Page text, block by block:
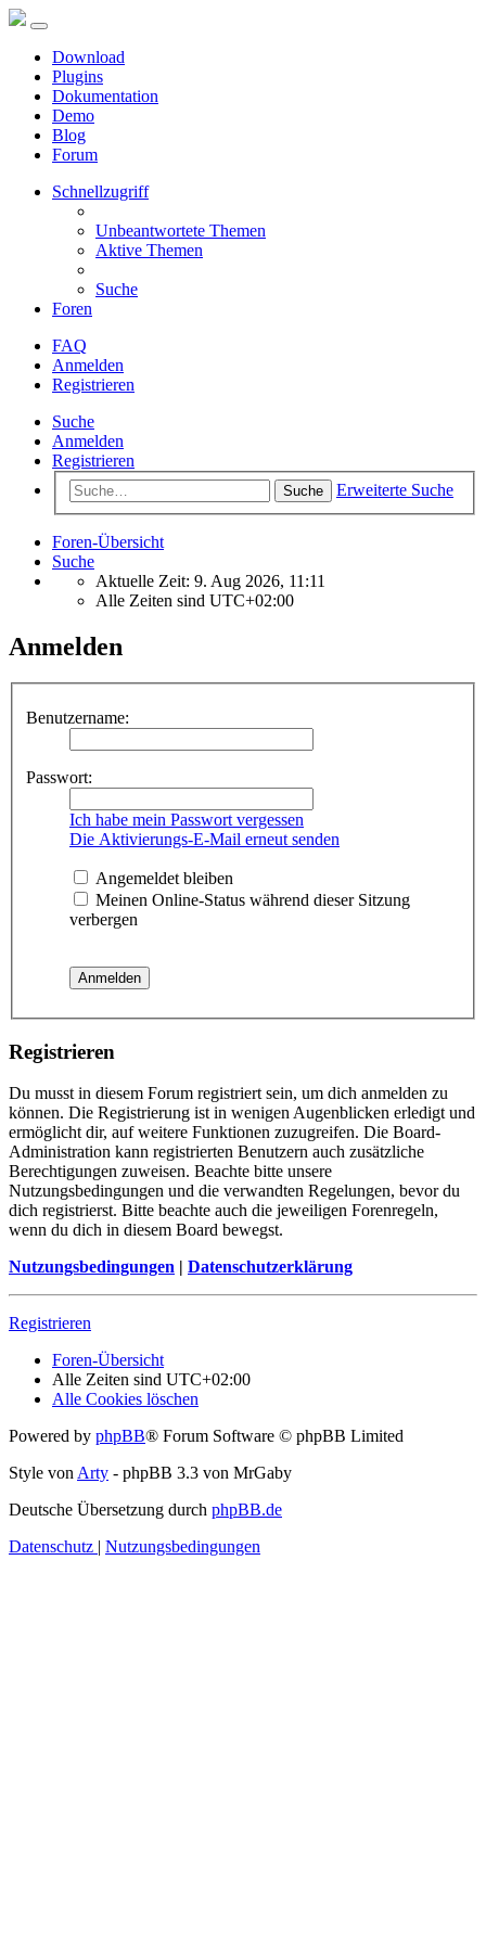
Download
Plugins
Dokumentation
Demo
Blog
Forum
Schnellzugriff
Unbeantwortete Themen
Aktive Themen
Suche
Foren
FAQ
Anmelden
Registrieren
Suche
Anmelden
Registrieren
Suche Erweiterte Suche
Foren-Übersicht
Suche
Aktuelle Zeit: 9. Aug 2026, 11:11
Alle Zeiten sind UTC+02:00
Anmelden
Benutzername:
Passwort:
Ich habe mein Passwort vergessen
Die Aktivierungs-E-Mail erneut senden
Angemeldet bleiben
Meinen Online-Status während dieser Sitzung
verbergen
Registrieren
Du musst in diesem Forum registriert sein, um dich anmelden zu
können. Die Registrierung ist in wenigen Augenblicken erledigt und
ermöglicht dir, auf weitere Funktionen zuzugreifen. Die Board-
Administration kann registrierten Benutzern auch zusätzliche
Berechtigungen zuweisen. Beachte bitte unsere
Nutzungsbedingungen und die verwandten Regelungen, bevor du
dich registrierst. Bitte beachte auch die jeweiligen Forenregeln,
wenn du dich in diesem Board bewegst.
Nutzungsbedingungen | Datenschutzerklärung
Registrieren
Foren-Übersicht
Alle Zeiten sind UTC+02:00
Alle Cookies löschen
Powered by phpBB® Forum Software © phpBB Limited
Style vonArty - phpBB 3.3 von MrGaby
Deutsche Übersetzung durch phpBB.de
Datenschutz | Nutzungsbedingungen